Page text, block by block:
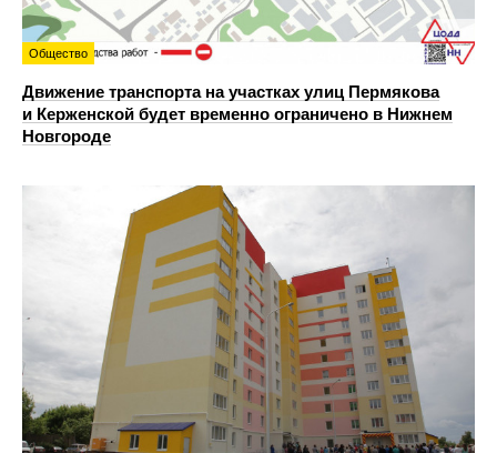
Общество
Движение транспорта на участках улиц Пермякова
и Керженской будет временно ограничено в Нижнем
Новгороде